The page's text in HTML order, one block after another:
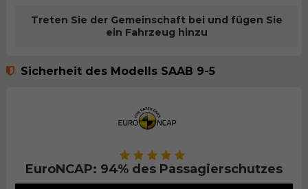
Treten Sie der Gemeinschaft bei und fügen Sie
ein Fahrzeug hinzu
Sicherheit des Modells SAAB 9-5
EuroNCAP: 94% des Passagierschutzes